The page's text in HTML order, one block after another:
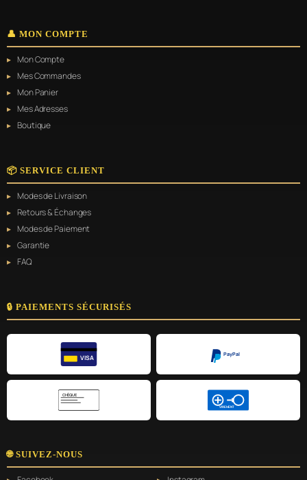
👤 MON COMPTE
Mon Compte
Mes Commandes
Mon Panier
Mes Adresses
Boutique
📦 SERVICE CLIENT
Modes de Livraison
Retours & Échanges
Modes de Paiement
Garantie
FAQ
🔒 PAIEMENTS SÉCURISÉS
VISA
PayPal
CHÈQUE
VIREMENT
🌐 SUIVEZ-NOUS